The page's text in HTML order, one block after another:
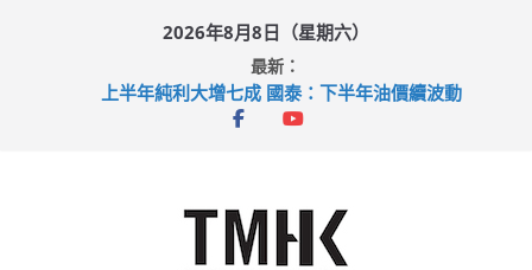
2026年8月8日（星期六）
最新：
上半年純利大增七成 國泰：下半年油價續波動
拜仁熱身賽挫維拉 啟德主場館奪錦標